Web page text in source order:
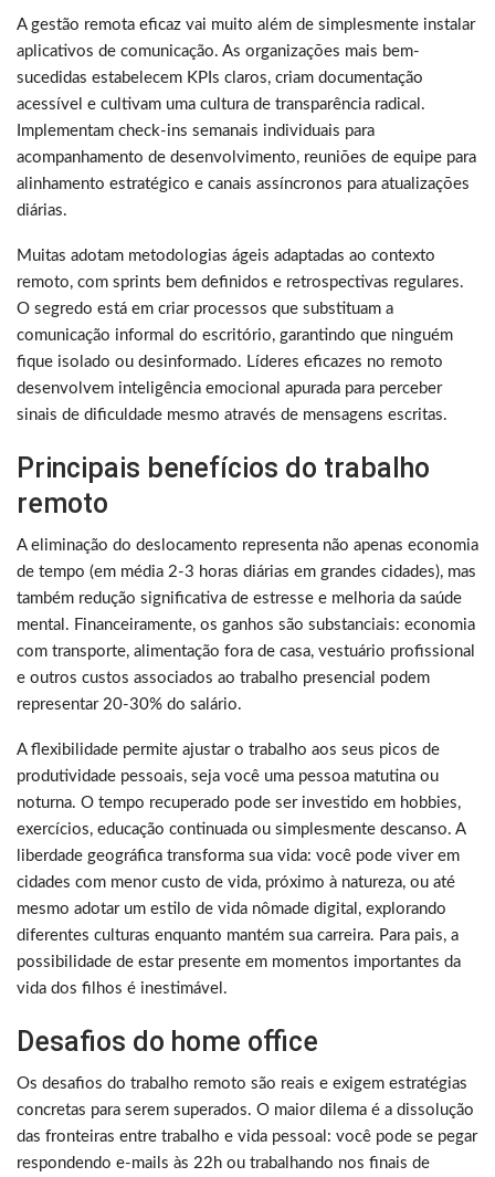
A gestão remota eficaz vai muito além de simplesmente instalar
aplicativos de comunicação. As organizações mais bem-
sucedidas estabelecem KPIs claros, criam documentação
acessível e cultivam uma cultura de transparência radical.
Implementam check-ins semanais individuais para
acompanhamento de desenvolvimento, reuniões de equipe para
alinhamento estratégico e canais assíncronos para atualizações
diárias.
Muitas adotam metodologias ágeis adaptadas ao contexto
remoto, com sprints bem definidos e retrospectivas regulares.
O segredo está em criar processos que substituam a
comunicação informal do escritório, garantindo que ninguém
fique isolado ou desinformado. Líderes eficazes no remoto
desenvolvem inteligência emocional apurada para perceber
sinais de dificuldade mesmo através de mensagens escritas.
Principais benefícios do trabalho
remoto
A eliminação do deslocamento representa não apenas economia
de tempo (em média 2-3 horas diárias em grandes cidades), mas
também redução significativa de estresse e melhoria da saúde
mental. Financeiramente, os ganhos são substanciais: economia
com transporte, alimentação fora de casa, vestuário profissional
e outros custos associados ao trabalho presencial podem
representar 20-30% do salário.
A flexibilidade permite ajustar o trabalho aos seus picos de
produtividade pessoais, seja você uma pessoa matutina ou
noturna. O tempo recuperado pode ser investido em hobbies,
exercícios, educação continuada ou simplesmente descanso. A
liberdade geográfica transforma sua vida: você pode viver em
cidades com menor custo de vida, próximo à natureza, ou até
mesmo adotar um estilo de vida nômade digital, explorando
diferentes culturas enquanto mantém sua carreira. Para pais, a
possibilidade de estar presente em momentos importantes da
vida dos filhos é inestimável.
Desafios do home office
Os desafios do trabalho remoto são reais e exigem estratégias
concretas para serem superados. O maior dilema é a dissolução
das fronteiras entre trabalho e vida pessoal: você pode se pegar
respondendo e-mails às 22h ou trabalhando nos finais de